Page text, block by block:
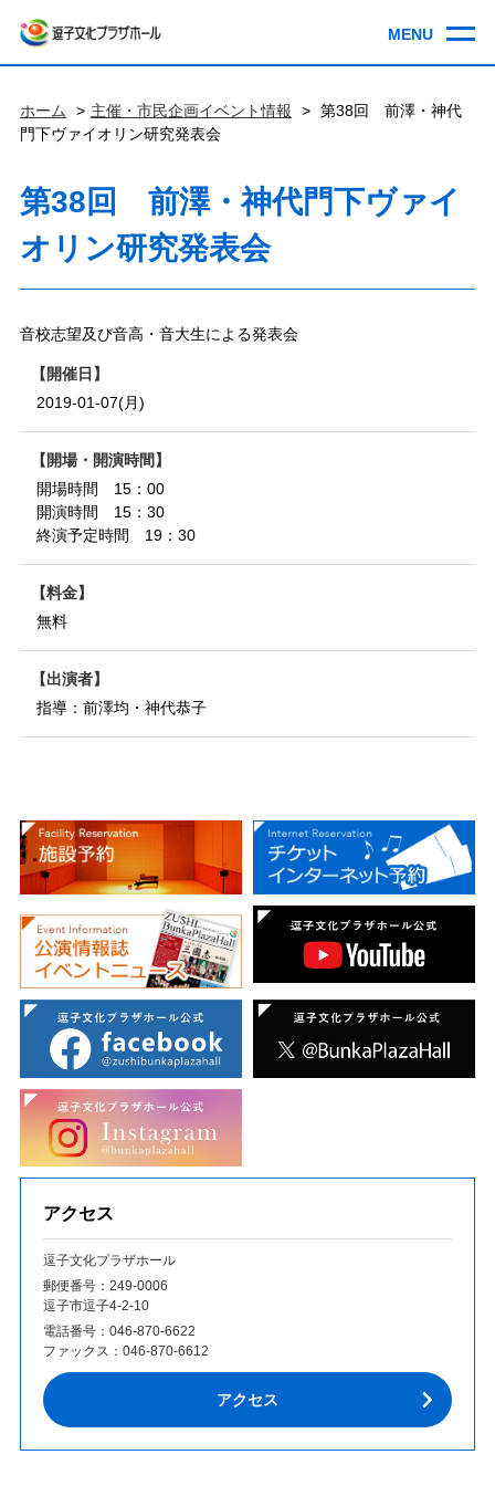
ホーム 主催・市民企画イベント情報
第38回 前澤・神代
門下ヴァイオリン研究発表会
第38回 前澤・神代門下ヴァイ
オリン研究発表会
音校志望及び音高・音大生による発表会
開催日
2019-01-07(月)
開場・開演時間
開場時間 15：00
開演時間 15：30
終演予定時間 19：30
料金
無料
出演者
指導：前澤均・神代恭子
アクセス
逗子文化プラザホール
郵便番号：249‐0006
逗子市逗子4-2-10
電話番号： 046-870-6622
ファックス： 046-870-6612
アクセス